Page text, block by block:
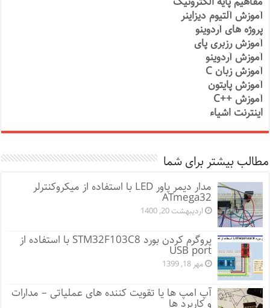
آموزش آلتیوم دیزاینر
پروژه های آردوینو
آموزش رزبری پای
آموزش آردوینو
آموزش زبان C
آموزش پایتون
آموزش ++C
اینترنت اشیاء
مطالب بیشتر برای شما
مدار دیمر پاور LED با استفاده از میکروکنترلر
ATmega32
اردیبهشت 20, 1400
پروگرم کردن بورد STM32F103C8 با استفاده از
USB port
مهر 18, 1399
آپ امپ ها یا تقویت کننده های عملیاتی – مدارات
و کاربرد ها